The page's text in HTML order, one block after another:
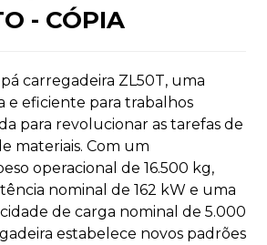
- CÓPIA
carregadeira ZL50T, uma
e eficiente para trabalhos
para revolucionar as tarefas de
materiais. Com um
operacional de 16.500 kg,
nominal de 162 kW e uma
de carga nominal de 5.000
estabelece novos padrões